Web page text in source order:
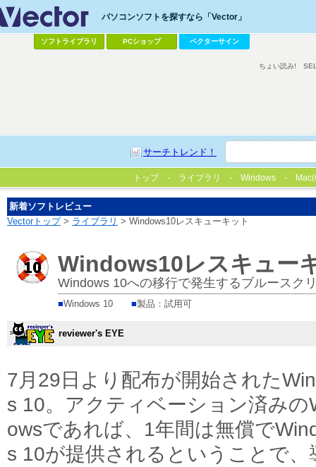
パソコンソフトを探すなら「Vector」
ソフトライブラリ PCショップ ベクターサイン
サーチトレンド！
ちょい読み!
トップ ライブラリ Windows
新着ソフトレビュー
Vectorトップ> ライブラリ > Windows10レスキューキット
Windows10レスキュー
Windows 10への移行で発生するブルースク
■Windows 10 ■製品：試用可
reviewer's EYE
7月29日より配布が開始された
s 10。アクティベーション済みの
owsであれば、1年間は無償で
s 10が提供されるということで、